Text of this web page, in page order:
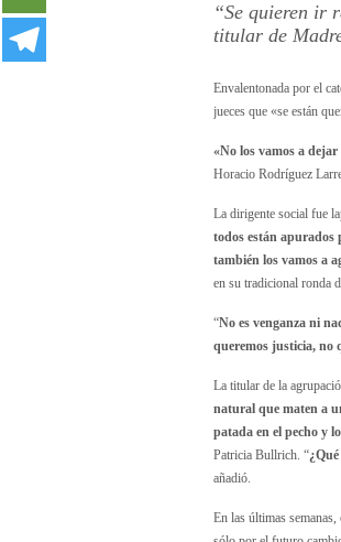
“Se quieren ir
titular de
Envalentonada por el
jueces que «se están
«No los vamos a
Horacio Rodríguez
La dirigente social fue
todos están apurados
también los vamos a
en su tradicional ronda
“No es venganza ni
queremos justicia, no
La titular de la
natural que maten a
patada en el pecho y
Patricia Bullrich. “
añadió.
En las últimas